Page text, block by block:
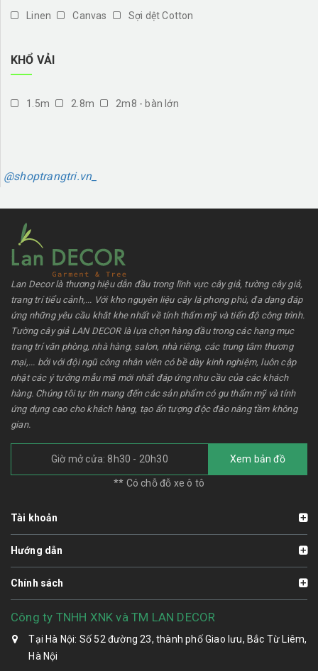
Linen Canvas Sợi dệt Cotton
KHỔ VẢI
1.5m 2.8m 2m8 - bàn lớn
@shoptrangtri.vn_
Lan Decor là thương hiệu dẫn đầu trong lĩnh vực cây giả, tường cây giả,
trang trí tiểu cảnh,... Với kho nguyên liệu cây lá phong phú, đa dạng đáp
ứng những yêu cầu khắt khe nhất về tính thẩm mỹ và tiến độ công trình.
Tường cây giả LAN DECOR là lựa chọn hàng đầu trong các hạng mục
trang trí văn phòng, nhà hàng, salon, nhà riêng, các trung tâm thương
mại,... bởi với đội ngũ công nhân viên có bề dày kinh nghiệm, luôn cập
nhật các ý tưởng mẫu mã mới nhất đáp ứng nhu cầu của các khách
hàng. Chúng tôi tự tin mang đến các sản phẩm có gu thẩm mỹ và tính
ứng dụng cao cho khách hàng, tạo ấn tượng độc đáo nâng tầm không
gian.
Giờ mở cửa: 8h30 - 20h30 Xem bản đồ
** Có chỗ đỗ xe ô tô
Tài khoản
Hướng dẫn
Chính sách
Công ty TNHH XNK và TM LAN DECOR
Tại Hà Nội: Số 52 đường 23, thành phố Giao lưu, Bắc Từ Liêm,
Hà Nội